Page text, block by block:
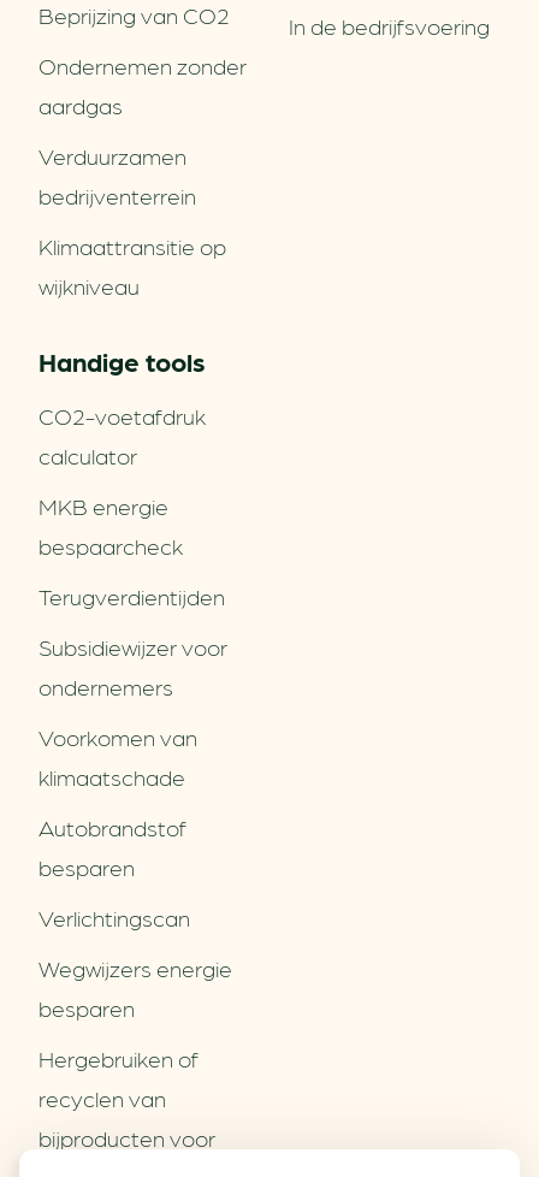
Partners
Contact
Beprijzing van CO2
Ondernemen zonder
aardgas
Verduurzamen
bedrijventerrein
Klimaattransitie op
wijkniveau
In de bedrijfsvoering
Handige tools
CO2-voetafdruk
calculator
MKB energie
bespaarcheck
Terugverdien­tijden
Subsidiewijzer voor
ondernemers
Voorkomen van
klimaatschade
Autobrandstof
besparen
Verlichtingscan
Wegwijzers energie
besparen
Hergebruiken of
recyclen van
bijproducten voor